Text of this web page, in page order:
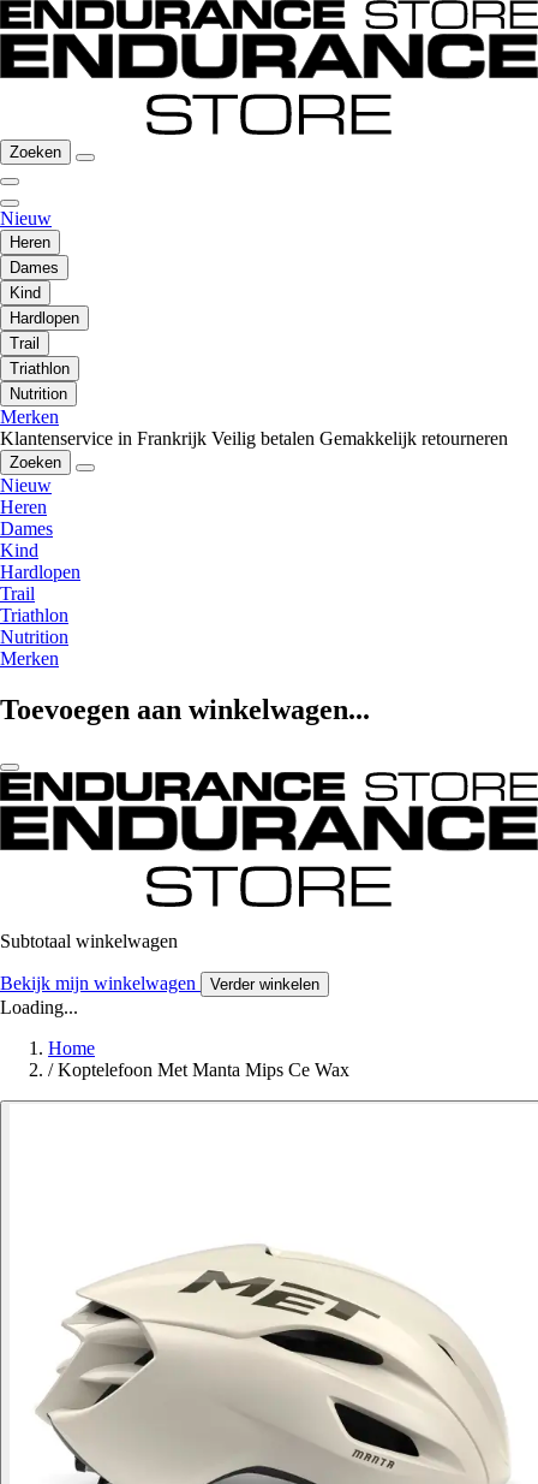
Zoeken
Nieuw
Heren
Dames
Kind
Hardlopen
Trail
Triathlon
Nutrition
Merken
Klantenservice in Frankrijk Veilig betalen Gemakkelijk retourneren
Zoeken
Nieuw
Heren
Dames
Kind
Hardlopen
Trail
Triathlon
Nutrition
Merken
Toevoegen aan winkelwagen...
Subtotaal winkelwagen
Bekijk mijn winkelwagen Verder winkelen
Loading...
Home
/ Koptelefoon Met Manta Mips Ce Wax